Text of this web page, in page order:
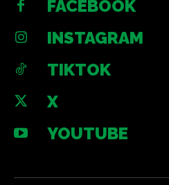
FACEBOOK
INSTAGRAM
TIKTOK
X
YOUTUBE